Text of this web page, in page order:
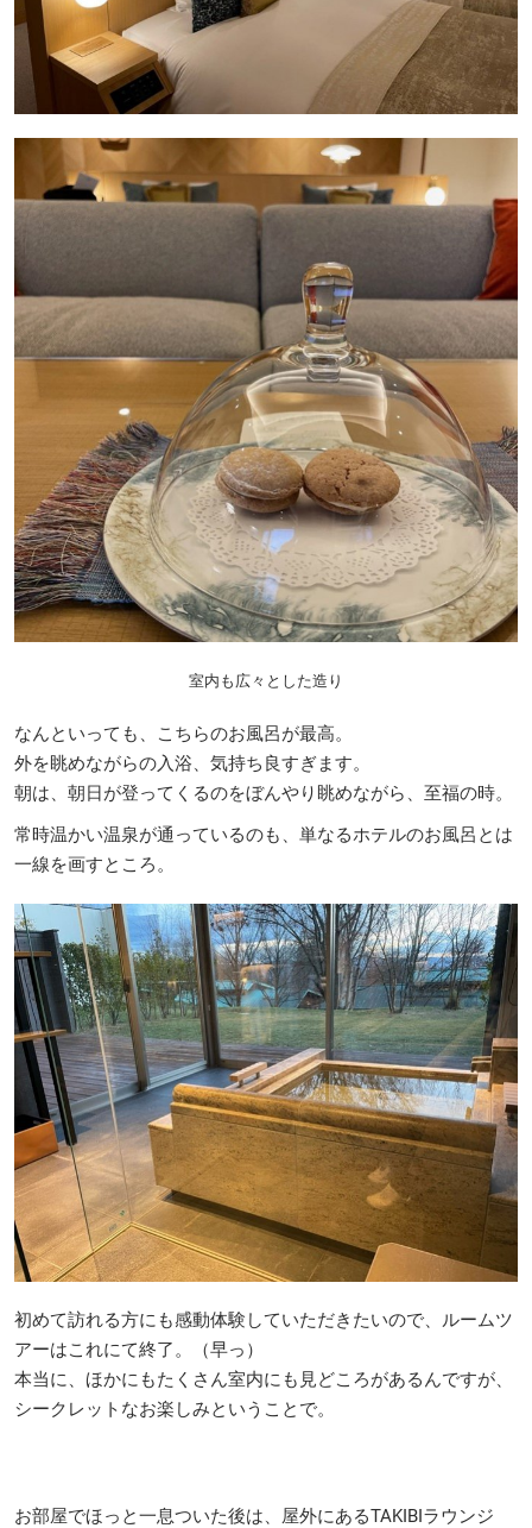
室内も広々とした造り
なんといっても、こちらのお風呂が最高。
外を眺めながらの入浴、気持ち良すぎます。
朝は、朝日が登ってくるのをぼんやり眺めながら、至福の時。
常時温かい温泉が通っているのも、単なるホテルのお風呂とは
一線を画すところ。
初めて訪れる方にも感動体験していただきたいので、ルームツ
アーはこれにて終了。（早っ）
本当に、ほかにもたくさん室内にも見どころがあるんですが、
シークレットなお楽しみということで。
お部屋でほっと一息ついた後は、屋外にあるTAKIBIラウンジ